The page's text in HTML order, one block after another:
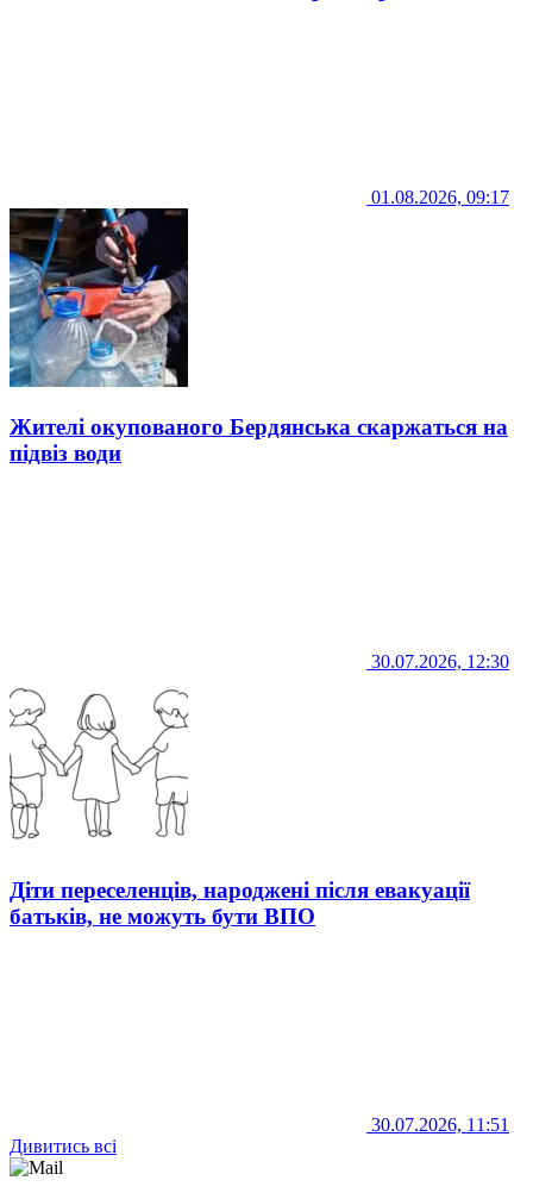
01.08.2026, 09:17
Жителі окупованого Бердянська скаржаться на
підвіз води
30.07.2026, 12:30
Діти переселенців, народжені після евакуації
батьків, не можуть бути ВПО
30.07.2026, 11:51
Дивитись всі